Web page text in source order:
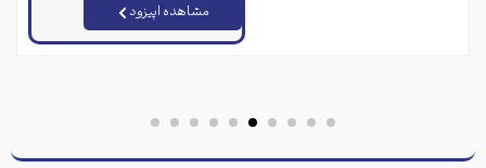
مشاهده اپیزود